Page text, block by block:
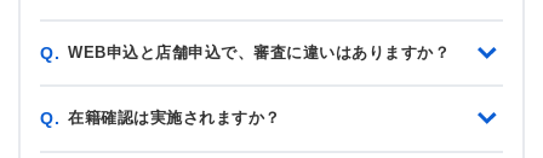
Q. WEB申込と店舗申込で、審査に違いはありますか？
Q. 在籍確認は実施されますか？